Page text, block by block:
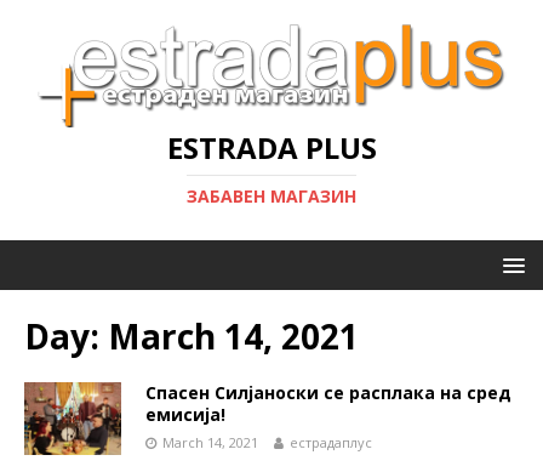
ESTRADA PLUS
ЗАБАВЕН МАГАЗИН
Day: March 14, 2021
Спасен Силјаноски се расплака на сред
емисија!
March 14, 2021 естрадаплус